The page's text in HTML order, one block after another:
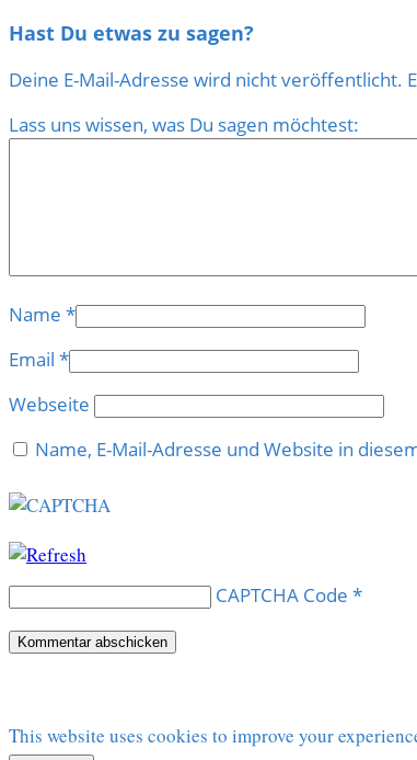
Hast Du etwas zu sagen?
Deine E-Mail-Adresse wird nicht veröffentlicht.
Lass uns wissen, was Du sagen möchtest:
Name *
Email *
Webseite
Name, E-Mail-Adresse und Website in
CAPTCHA Code *
This website uses cookies to improve your